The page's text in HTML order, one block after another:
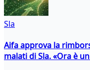
Sla
Aifa approva la
malati di Sla. «Ora è